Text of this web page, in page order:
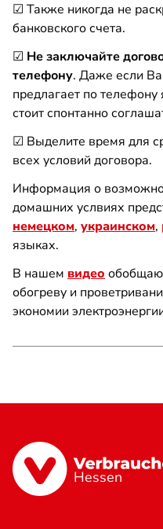
☑ Также никогда не
банковского счета.
☑ Не заключайте
телефону. Даже если
предлагает по
стоит спонтанно
☑ Выделите время для
всех условий договора.
Информация о
домашних услвиях
немецком, украинском,
языках.
В нашем видео
обогреву и
экономии
Hessen